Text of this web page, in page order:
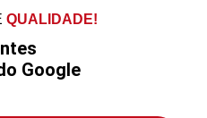
QUALIDADE!
Google